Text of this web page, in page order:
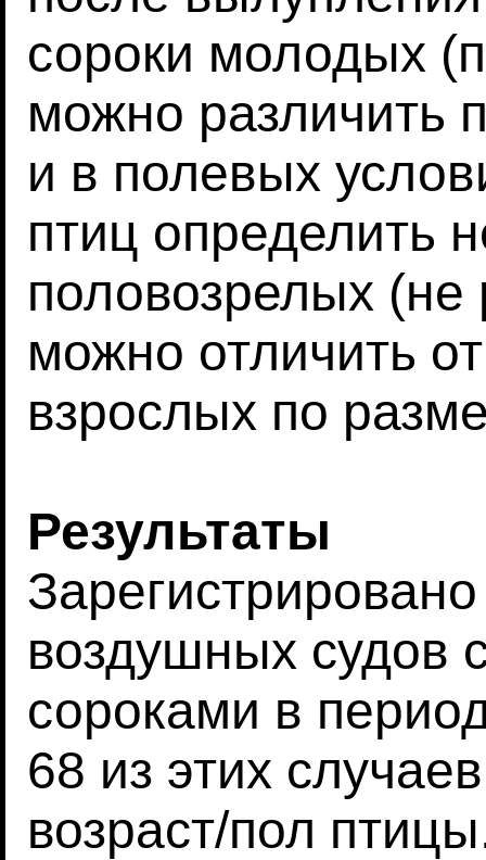
сороки молодых
можно различить
и в полевых
птиц определить
половозрелых
можно отличить
взрослых по
Результаты
воздушных судов
сороками в
68 из этих
возраст/пол